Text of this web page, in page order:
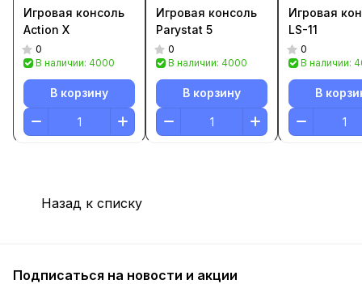
Игровая консоль
Action X
0
В наличии: 4000
В корзину
Игровая консоль
Parystat 5
0
В наличии: 4000
В корзину
Игровая
LS-11
0
В наличии:
В
Назад к списку
Подписаться на новости и акции